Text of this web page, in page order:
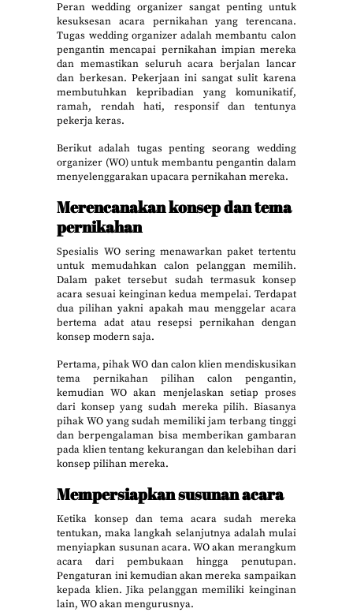
Peran wedding organizer sangat penting untuk
kesuksesan acara pernikahan yang terencana.
Tugas wedding organizer adalah membantu calon
pengantin mencapai pernikahan impian mereka
dan memastikan seluruh acara berjalan lancar
dan berkesan. Pekerjaan ini sangat sulit karena
membutuhkan kepribadian yang komunikatif,
ramah, rendah hati, responsif dan tentunya
pekerja keras.
Berikut adalah tugas penting seorang wedding
organizer (WO) untuk membantu pengantin dalam
menyelenggarakan upacara pernikahan mereka.
Merencanakan konsep dan tema
pernikahan
Spesialis WO sering menawarkan paket tertentu
untuk memudahkan calon pelanggan memilih.
Dalam paket tersebut sudah termasuk konsep
acara sesuai keinginan kedua mempelai. Terdapat
dua pilihan yakni apakah mau menggelar acara
bertema adat atau resepsi pernikahan dengan
konsep modern saja.
Pertama, pihak WO dan calon klien mendiskusikan
tema pernikahan pilihan calon pengantin,
kemudian WO akan menjelaskan setiap proses
dari konsep yang sudah mereka pilih. Biasanya
pihak WO yang sudah memiliki jam terbang tinggi
dan berpengalaman bisa memberikan gambaran
pada klien tentang kekurangan dan kelebihan dari
konsep pilihan mereka.
Mempersiapkan susunan acara
Ketika konsep dan tema acara sudah mereka
tentukan, maka langkah selanjutnya adalah mulai
menyiapkan susunan acara. WO akan merangkum
acara dari pembukaan hingga penutupan.
Pengaturan ini kemudian akan mereka sampaikan
kepada klien. Jika pelanggan memiliki keinginan
lain, WO akan mengurusnya.